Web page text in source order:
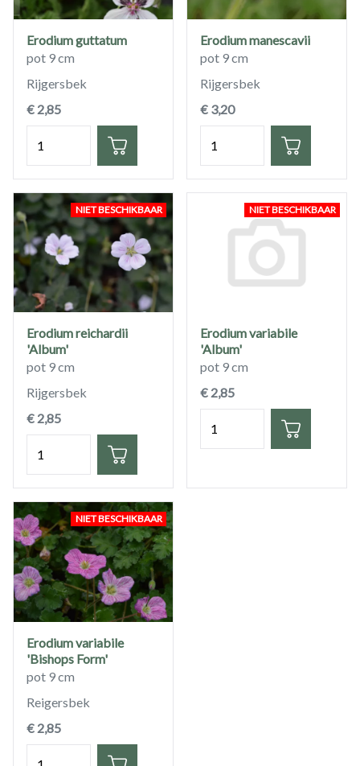
Erodium guttatum
pot 9 cm
Rijgersbek
€ 2,85
Erodium manescavii
pot 9 cm
Rijgersbek
€ 3,20
Erodium reichardii
'Album'
pot 9 cm
Rijgersbek
€ 2,85
NIET BESCHIKBAAR
Erodium variabile
'Album'
pot 9 cm
€ 2,85
NIET BESCHIKBAAR
Erodium variabile
'Bishops Form'
pot 9 cm
Reigersbek
€ 2,85
NIET BESCHIKBAAR